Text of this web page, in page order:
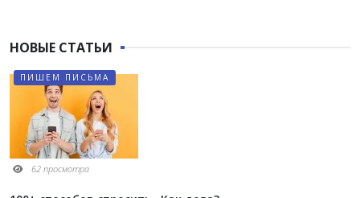
НОВЫЕ СТАТЬИ
ПИШЕМ ПИСЬМА
62 просмотра